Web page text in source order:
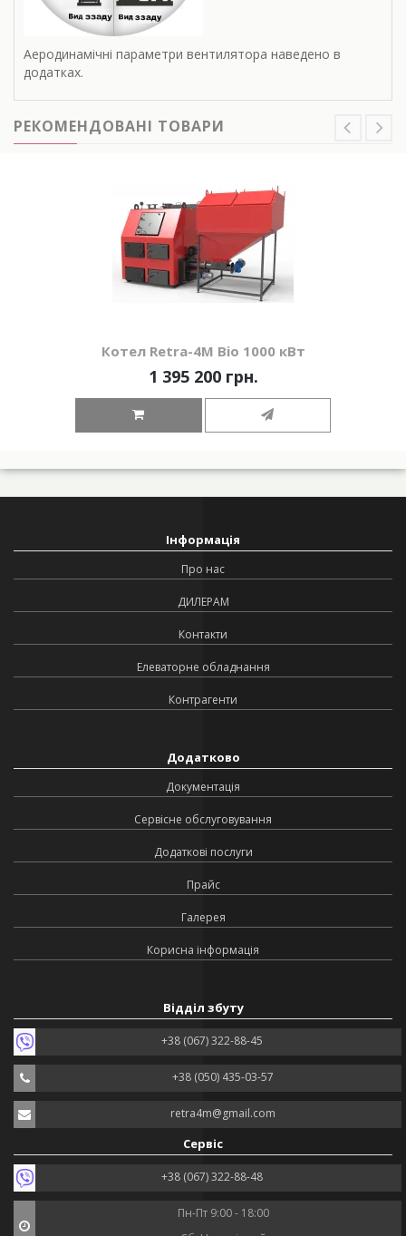
Аеродинамічні параметри вентилятора наведено в
додатках.
РЕКОМЕНДОВАНІ ТОВАРИ
Котел Retra-4М Bio 1000 кВт
1 395 200 грн.
Інформація
Про нас
ДИЛЕРАМ
Контакти
Елеваторне обладнання
Контрагенти
Додатково
Документація
Сервісне обслуговування
Додаткові послуги
Прайс
Галерея
Корисна інформація
Відділ збуту
+38 (067) 322-88-45
+38 (050) 435-03-57
retra4m@gmail.com
Сервіс
+38 (067) 322-88-48
Пн-Пт 9:00 - 18:00